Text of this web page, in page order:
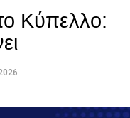
πριν από την
οι οποίοι θα
αυτήν που είχε
Κύπελλο: